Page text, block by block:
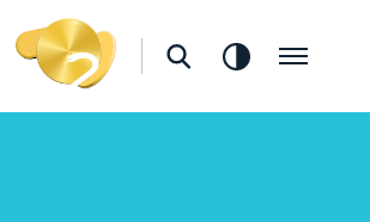
s-Gravenzande
Vind een apotheek